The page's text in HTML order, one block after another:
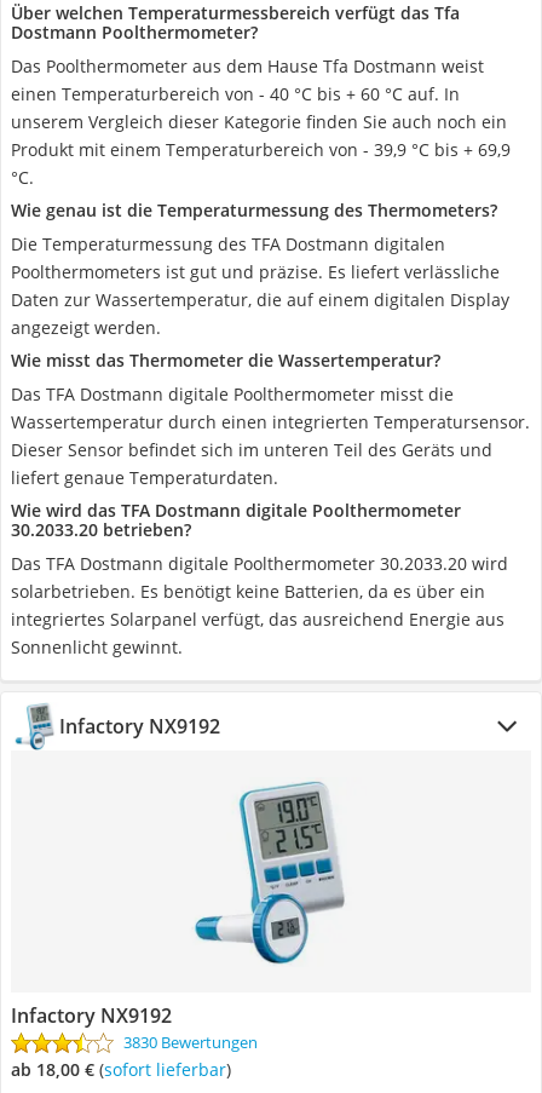
Über welchen Temperaturmessbereich verfügt das Tfa
Dostmann Poolthermometer?
Das Poolthermometer aus dem Hause Tfa Dostmann weist
einen Temperaturbereich von - 40 °C bis + 60 °C auf. In
unserem Vergleich dieser Kategorie finden Sie auch noch ein
Produkt mit einem Temperaturbereich von - 39,9 °C bis + 69,9
°C.
Wie genau ist die Temperaturmessung des Thermometers?
Die Temperaturmessung des TFA Dostmann digitalen
Poolthermometers ist gut und präzise. Es liefert verlässliche
Daten zur Wassertemperatur, die auf einem digitalen Display
angezeigt werden.
Wie misst das Thermometer die Wassertemperatur?
Das TFA Dostmann digitale Poolthermometer misst die
Wassertemperatur durch einen integrierten Temperatursensor.
Dieser Sensor befindet sich im unteren Teil des Geräts und
liefert genaue Temperaturdaten.
Wie wird das TFA Dostmann digitale Poolthermometer
30.2033.20 betrieben?
Das TFA Dostmann digitale Poolthermometer 30.2033.20 wird
solarbetrieben. Es benötigt keine Batterien, da es über ein
integriertes Solarpanel verfügt, das ausreichend Energie aus
Sonnenlicht gewinnt.
Infactory NX9192
Infactory NX9192
3830 Bewertungen
ab 18,00 € ( Sofort lieferbar)